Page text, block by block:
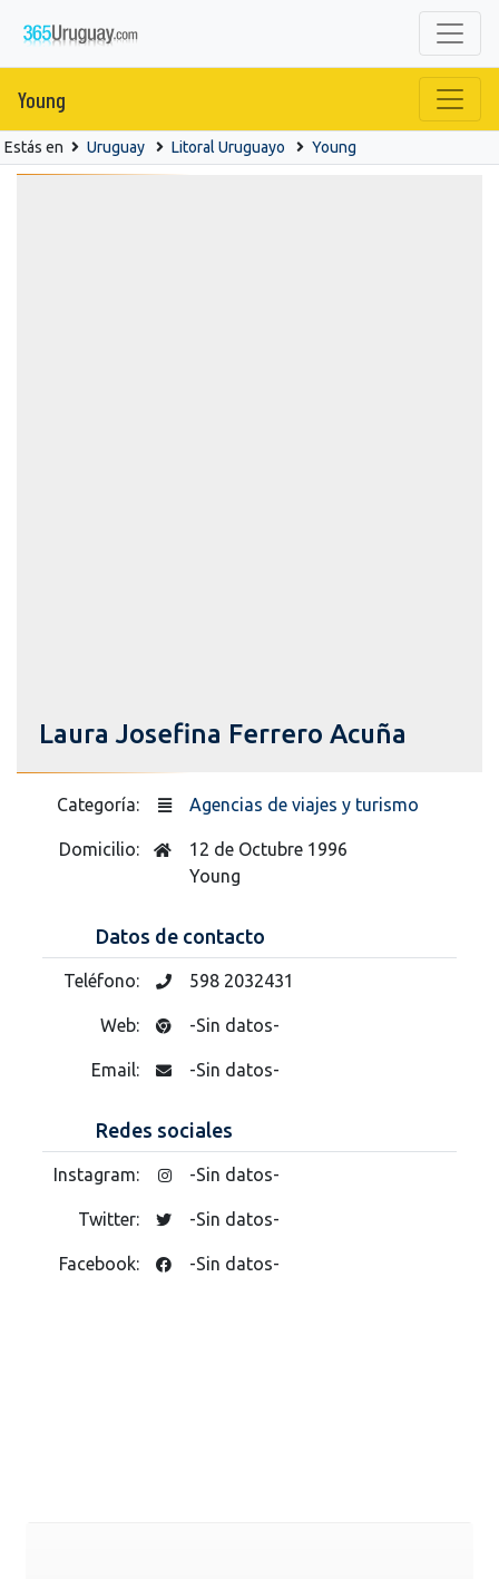
Young
Estás en Uruguay Litoral Uruguayo Young
Laura Josefina Ferrero Acuña
Categoría: Agencias de viajes y turismo
Domicilio:
12 de Octubre 1996
Young
Datos de contacto
Teléfono: 598 2032431
Web: -Sin datos-
Email: -Sin datos-
Redes sociales
Instagram: -Sin datos-
Twitter: -Sin datos-
Facebook: -Sin datos-